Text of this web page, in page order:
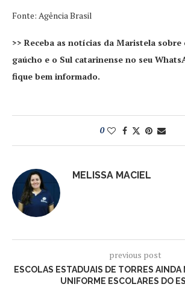
Fonte: Agência Brasil
>> Receba as notícias da Maristela
gaúcho e o Sul catarinense no seu
fique bem informado.
0
MELISSA MACIEL
previous post
ESCOLAS ESTADUAIS DE TORRES AINDA
UNIFORME ESCOLARES DO